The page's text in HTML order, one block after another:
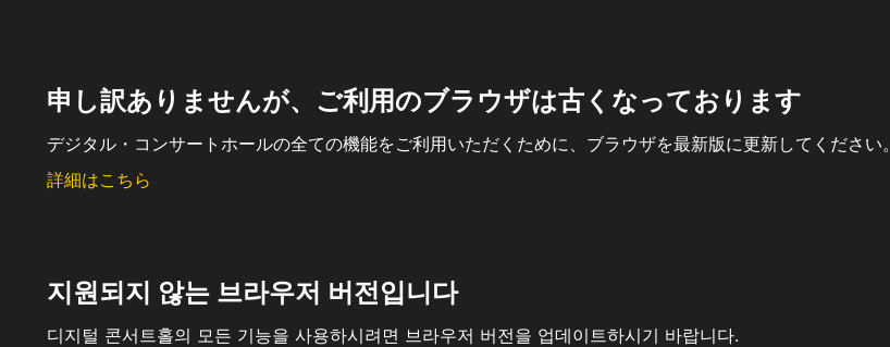
申し訳ありませんが、ご利用のブラウザは古くなっております
デジタル・コンサートホールの全ての機能をご利用いただくために、ブラウザを最新版に更新してください。
詳細はこちら
지원되지 않는 브라우저 버전입니다
디지털 콘서트홀의 모든 기능을 사용하시려면 브라우저 버전을 업데이트하시기 바랍니다.